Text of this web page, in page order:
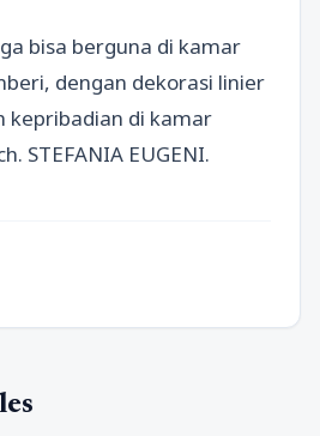
bisa berguna di kamar
dengan dekorasi linier
kepribadian di kamar
STEFANIA EUGENI.